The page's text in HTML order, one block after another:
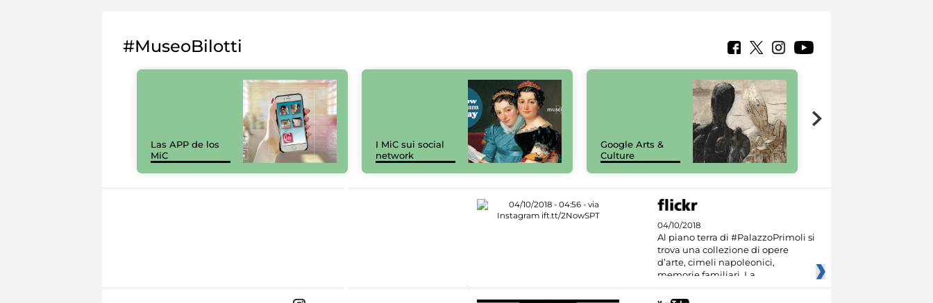
#MuseoBilotti
Las APP de los
MiC
I MiC sui social
network
Google Arts &
Culture
04/10/2018
Al piano terra di #PalazzoPrimoli si
trova una collezione di opere
d’arte, cimeli napoleonici,
memorie familiari. La